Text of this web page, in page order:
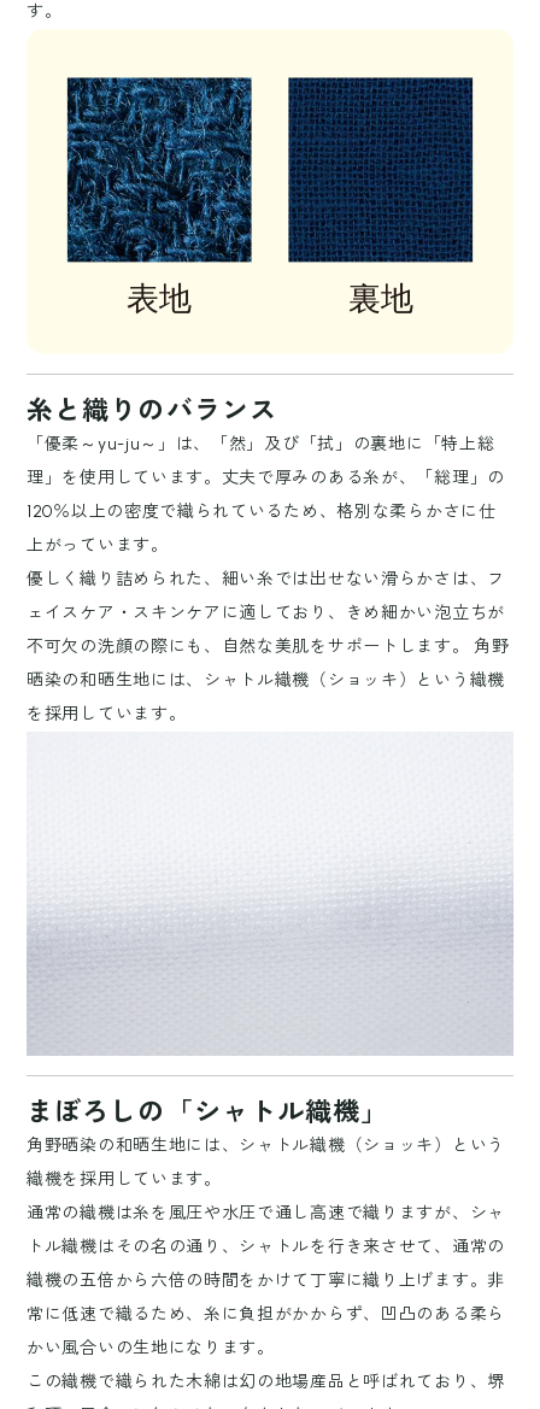
す。
糸と織りのバランス
「優柔～yu-ju～」は、「然」及び「拭」の裏地に「特上総
理」を使用しています。丈夫で厚みのある糸が、「総理」の
120％以上の密度で織られているため、格別な柔らかさに仕
上がっています。
優しく織り詰められた、細い糸では出せない滑らかさは、フ
ェイスケア・スキンケアに適しており、きめ細かい泡立ちが
不可欠の洗顔の際にも、自然な美肌をサポートします。 角野
晒染の和晒生地には、シャトル織機（ショッキ）という織機
を採用しています。
まぼろしの「シャトル織機」
角野晒染の和晒生地には、シャトル織機（ショッキ）という
織機を採用しています。
通常の織機は糸を風圧や水圧で通し高速で織りますが、シャ
トル織機はその名の通り、シャトルを行き来させて、通常の
織機の五倍から六倍の時間をかけて丁寧に織り上げます。非
常に低速で織るため、糸に負担がかからず、凹凸のある柔ら
かい風合いの生地になります。
この織機で織られた木綿は幻の地場産品と呼ばれており、堺